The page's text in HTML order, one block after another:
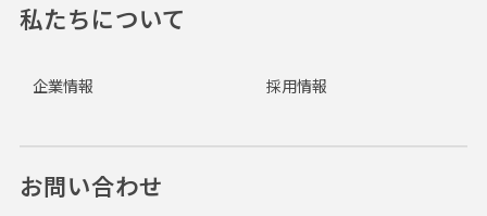
私たちについて
企業情報 採用情報
お問い合わせ